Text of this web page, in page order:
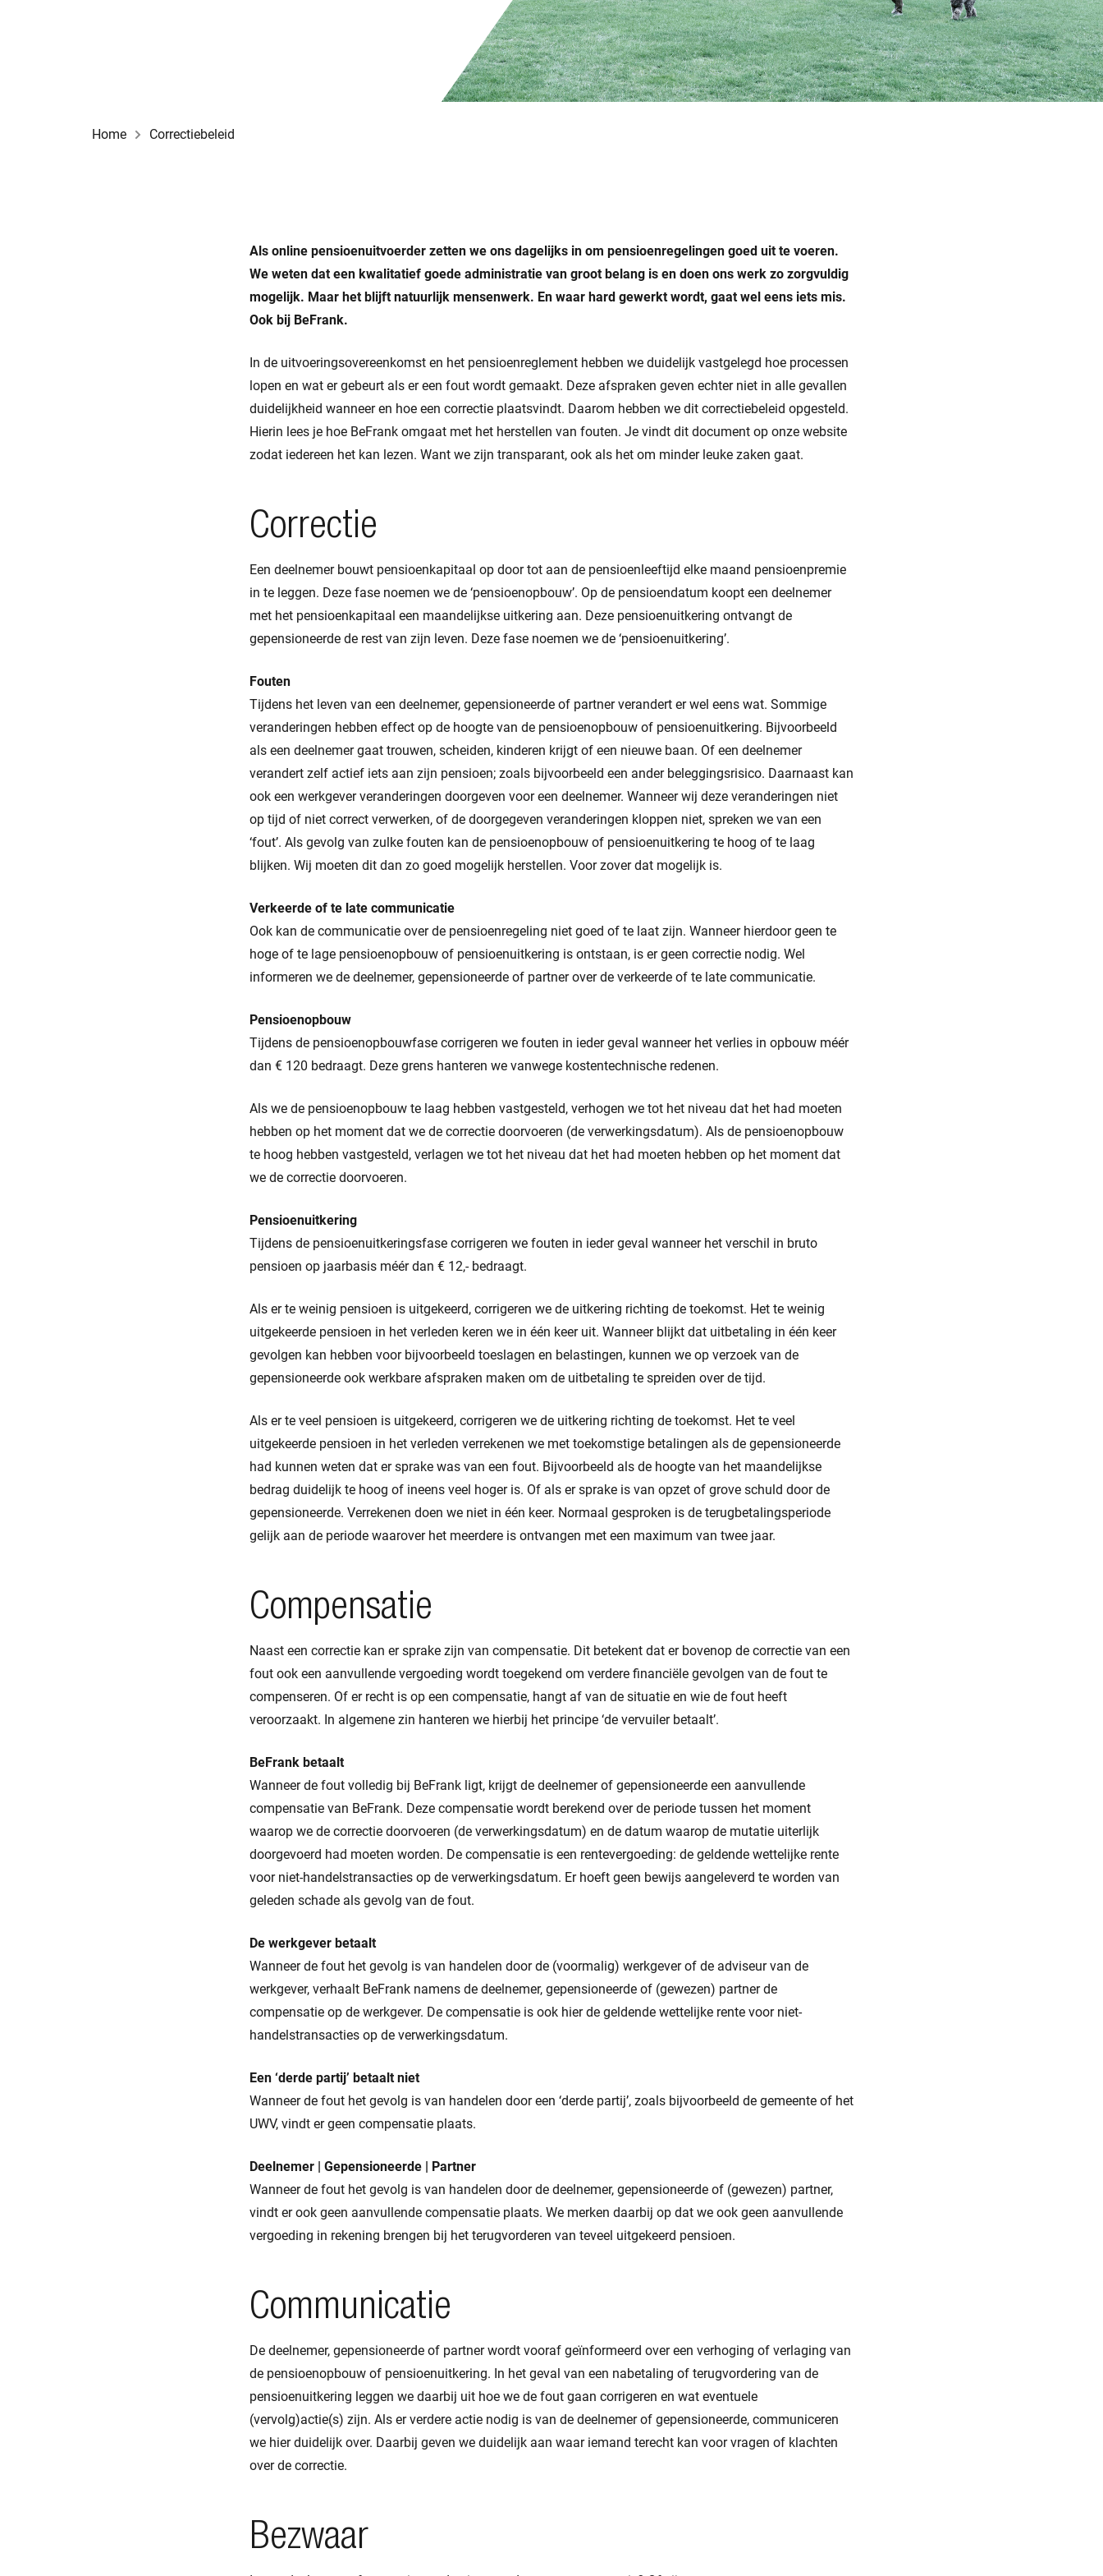
Home Correctiebeleid
Als online pensioenuitvoerder zetten we ons dagelijks in om pensioenregelingen goed uit te voeren.
We weten dat een kwalitatief goede administratie van groot belang is en doen ons werk zo zorgvuldig
mogelijk. Maar het blijft natuurlijk mensenwerk. En waar hard gewerkt wordt, gaat wel eens iets mis.
Ook bij BeFrank.
In de uitvoeringsovereenkomst en het pensioenreglement hebben we duidelijk vastgelegd hoe processen
lopen en wat er gebeurt als er een fout wordt gemaakt. Deze afspraken geven echter niet in alle gevallen
duidelijkheid wanneer en hoe een correctie plaatsvindt. Daarom hebben we dit correctiebeleid opgesteld.
Hierin lees je hoe BeFrank omgaat met het herstellen van fouten. Je vindt dit document op onze website
zodat iedereen het kan lezen. Want we zijn transparant, ook als het om minder leuke zaken gaat.
Correctie
Een deelnemer bouwt pensioenkapitaal op door tot aan de pensioenleeftijd elke maand pensioenpremie
in te leggen. Deze fase noemen we de ‘pensioenopbouw’. Op de pensioendatum koopt een deelnemer
met het pensioenkapitaal een maandelijkse uitkering aan. Deze pensioenuitkering ontvangt de
gepensioneerde de rest van zijn leven. Deze fase noemen we de ‘pensioenuitkering’.
Fouten
Tijdens het leven van een deelnemer, gepensioneerde of partner verandert er wel eens wat. Sommige
veranderingen hebben effect op de hoogte van de pensioenopbouw of pensioenuitkering. Bijvoorbeeld
als een deelnemer gaat trouwen, scheiden, kinderen krijgt of een nieuwe baan. Of een deelnemer
verandert zelf actief iets aan zijn pensioen; zoals bijvoorbeeld een ander beleggingsrisico. Daarnaast kan
ook een werkgever veranderingen doorgeven voor een deelnemer. Wanneer wij deze veranderingen niet
op tijd of niet correct verwerken, of de doorgegeven veranderingen kloppen niet, spreken we van een
‘fout’. Als gevolg van zulke fouten kan de pensioenopbouw of pensioenuitkering te hoog of te laag
blijken. Wij moeten dit dan zo goed mogelijk herstellen. Voor zover dat mogelijk is.
Verkeerde of te late communicatie
Ook kan de communicatie over de pensioenregeling niet goed of te laat zijn. Wanneer hierdoor geen te
hoge of te lage pensioenopbouw of pensioenuitkering is ontstaan, is er geen correctie nodig. Wel
informeren we de deelnemer, gepensioneerde of partner over de verkeerde of te late communicatie.
Pensioenopbouw
Tijdens de pensioenopbouwfase corrigeren we fouten in ieder geval wanneer het verlies in opbouw méér
dan € 120 bedraagt. Deze grens hanteren we vanwege kostentechnische redenen.
Als we de pensioenopbouw te laag hebben vastgesteld, verhogen we tot het niveau dat het had moeten
hebben op het moment dat we de correctie doorvoeren (de verwerkingsdatum). Als de pensioenopbouw
te hoog hebben vastgesteld, verlagen we tot het niveau dat het had moeten hebben op het moment dat
we de correctie doorvoeren.
Pensioenuitkering
Tijdens de pensioenuitkeringsfase corrigeren we fouten in ieder geval wanneer het verschil in bruto
pensioen op jaarbasis méér dan € 12,- bedraagt.
Als er te weinig pensioen is uitgekeerd, corrigeren we de uitkering richting de toekomst. Het te weinig
uitgekeerde pensioen in het verleden keren we in één keer uit. Wanneer blijkt dat uitbetaling in één keer
gevolgen kan hebben voor bijvoorbeeld toeslagen en belastingen, kunnen we op verzoek van de
gepensioneerde ook werkbare afspraken maken om de uitbetaling te spreiden over de tijd.
Als er te veel pensioen is uitgekeerd, corrigeren we de uitkering richting de toekomst. Het te veel
uitgekeerde pensioen in het verleden verrekenen we met toekomstige betalingen als de gepensioneerde
had kunnen weten dat er sprake was van een fout. Bijvoorbeeld als de hoogte van het maandelijkse
bedrag duidelijk te hoog of ineens veel hoger is. Of als er sprake is van opzet of grove schuld door de
gepensioneerde. Verrekenen doen we niet in één keer. Normaal gesproken is de terugbetalingsperiode
gelijk aan de periode waarover het meerdere is ontvangen met een maximum van twee jaar.
Compensatie
Naast een correctie kan er sprake zijn van compensatie. Dit betekent dat er bovenop de correctie van een
fout ook een aanvullende vergoeding wordt toegekend om verdere financiële gevolgen van de fout te
compenseren. Of er recht is op een compensatie, hangt af van de situatie en wie de fout heeft
veroorzaakt. In algemene zin hanteren we hierbij het principe ‘de vervuiler betaalt’.
BeFrank betaalt
Wanneer de fout volledig bij BeFrank ligt, krijgt de deelnemer of gepensioneerde een aanvullende
compensatie van BeFrank. Deze compensatie wordt berekend over de periode tussen het moment
waarop we de correctie doorvoeren (de verwerkingsdatum) en de datum waarop de mutatie uiterlijk
doorgevoerd had moeten worden. De compensatie is een rentevergoeding: de geldende wettelijke rente
voor niet-handelstransacties op de verwerkingsdatum. Er hoeft geen bewijs aangeleverd te worden van
geleden schade als gevolg van de fout.
De werkgever betaalt
Wanneer de fout het gevolg is van handelen door de (voormalig) werkgever of de adviseur van de
werkgever, verhaalt BeFrank namens de deelnemer, gepensioneerde of (gewezen) partner de
compensatie op de werkgever. De compensatie is ook hier de geldende wettelijke rente voor niet-
handelstransacties op de verwerkingsdatum.
Een ‘derde partij’ betaalt niet
Wanneer de fout het gevolg is van handelen door een ‘derde partij’, zoals bijvoorbeeld de gemeente of het
UWV, vindt er geen compensatie plaats.
Deelnemer | Gepensioneerde | Partner
Wanneer de fout het gevolg is van handelen door de deelnemer, gepensioneerde of (gewezen) partner,
vindt er ook geen aanvullende compensatie plaats. We merken daarbij op dat we ook geen aanvullende
vergoeding in rekening brengen bij het terugvorderen van teveel uitgekeerd pensioen.
Communicatie
De deelnemer, gepensioneerde of partner wordt vooraf geïnformeerd over een verhoging of verlaging van
de pensioenopbouw of pensioenuitkering. In het geval van een nabetaling of terugvordering van de
pensioenuitkering leggen we daarbij uit hoe we de fout gaan corrigeren en wat eventuele
(vervolg)actie(s) zijn. Als er verdere actie nodig is van de deelnemer of gepensioneerde, communiceren
we hier duidelijk over. Daarbij geven we duidelijk aan waar iemand terecht kan voor vragen of klachten
over de correctie.
Bezwaar